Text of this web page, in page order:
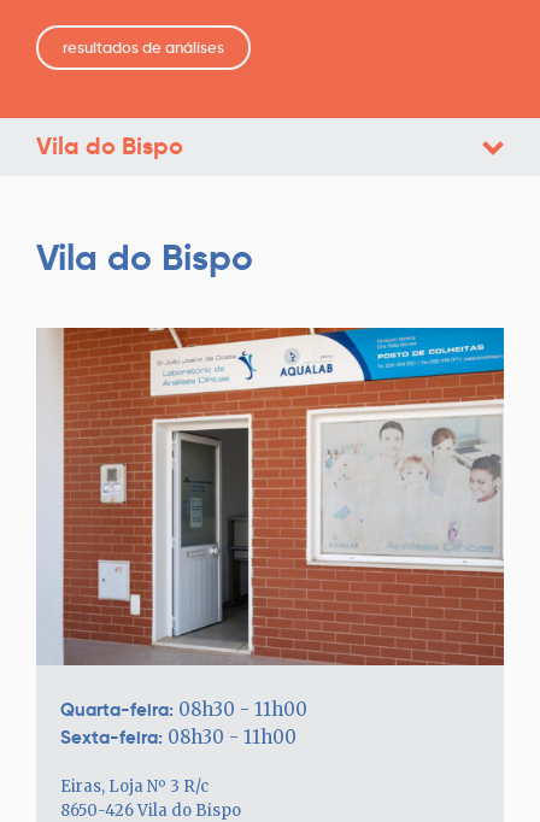
resultados de análises
Vila do Bispo
Vila do Bispo
Quarta-feira: 08h30 - 11h00
Sexta-feira: 08h30 - 11h00
Eiras, Loja Nº 3 R/c
8650-426 Vila do Bispo